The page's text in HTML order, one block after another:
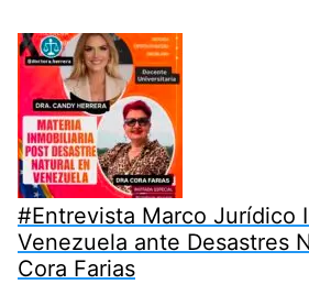
#Entrevista Marco Jurídico
Venezuela ante Desastres
Cora Farias